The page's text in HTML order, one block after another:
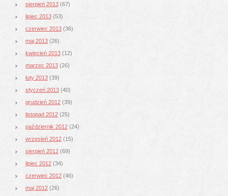
sierpień 2013 (67)
lipiec 2013 (53)
czerwiec 2013 (36)
maj 2013 (26)
kwiecień 2013 (12)
marzec 2013 (26)
luty 2013 (39)
styczeń 2013 (40)
grudzień 2012 (39)
listopad 2012 (25)
październik 2012 (24)
wrzesień 2012 (15)
sierpień 2012 (69)
lipiec 2012 (34)
czerwiec 2012 (46)
maj 2012 (26)